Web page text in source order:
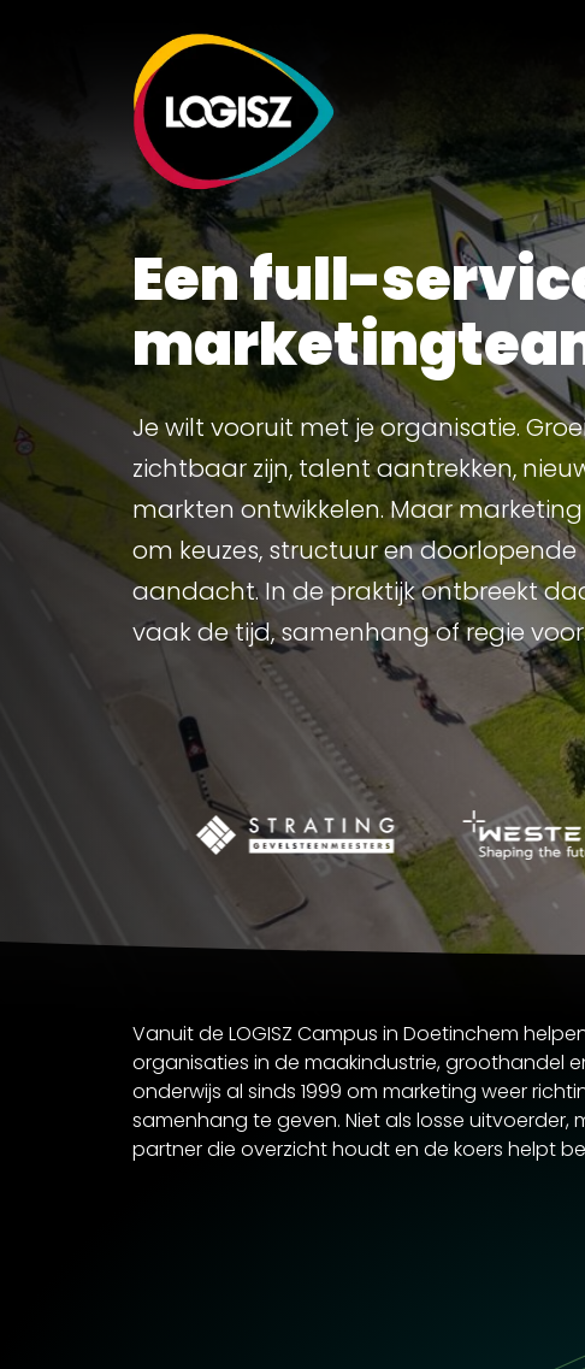
Een full-
Je wilt vooruit met je organisatie.
zichtbaar zijn, talent aantrekken,
markten ontwikkelen. Maar
om keuzes, structuur en doorlopende
aandacht. In de praktijk ontbreekt
vaak de tijd, samenhang of regie
Vanuit de LOGISZ Campus in Doetinchem
organisaties in de maakindustrie, groothandel
onderwijs al sinds 1999 om marketing weer
samenhang te geven. Niet als losse uitvoerder,
partner die overzicht houdt en de koers helpt